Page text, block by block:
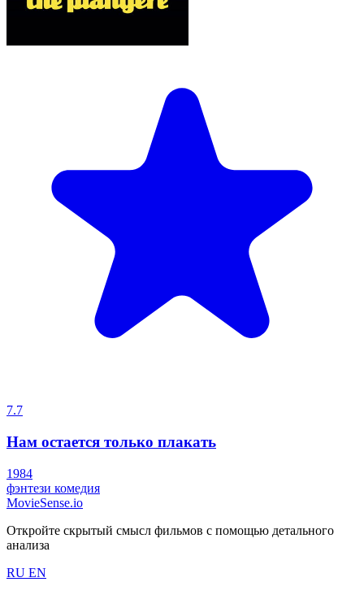
7.7
Нам остается только плакать
1984
фэнтези комедия
MovieSense.io
Откройте скрытый смысл фильмов с помощью детального
анализа
RU EN